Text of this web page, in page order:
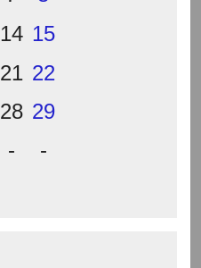
14 15
21 22
28 29
- -